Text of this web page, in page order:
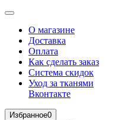
О магазине
Доставка
Оплата
Как сделать заказ
Система скидок
Уход за тканями
Вконтакте
Избранное0